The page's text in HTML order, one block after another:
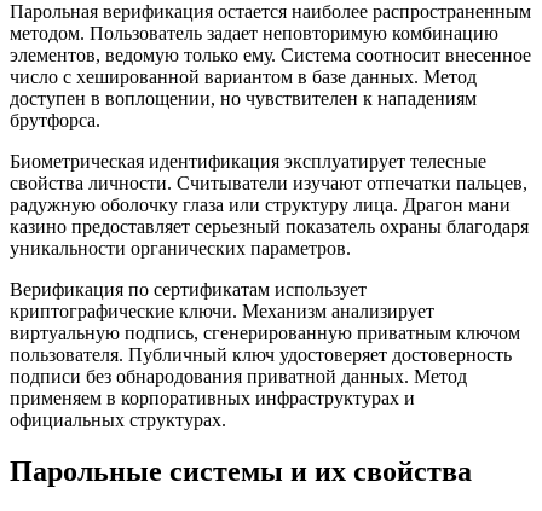
Парольная верификация остается наиболее распространенным
методом. Пользователь задает неповторимую комбинацию
элементов, ведомую только ему. Система соотносит внесенное
число с хешированной вариантом в базе данных. Метод
доступен в воплощении, но чувствителен к нападениям
брутфорса.
Биометрическая идентификация эксплуатирует телесные
свойства личности. Считыватели изучают отпечатки пальцев,
радужную оболочку глаза или структуру лица. Драгон мани
казино предоставляет серьезный показатель охраны благодаря
уникальности органических параметров.
Верификация по сертификатам использует
криптографические ключи. Механизм анализирует
виртуальную подпись, сгенерированную приватным ключом
пользователя. Публичный ключ удостоверяет достоверность
подписи без обнародования приватной данных. Метод
применяем в корпоративных инфраструктурах и
официальных структурах.
Парольные системы и их свойства